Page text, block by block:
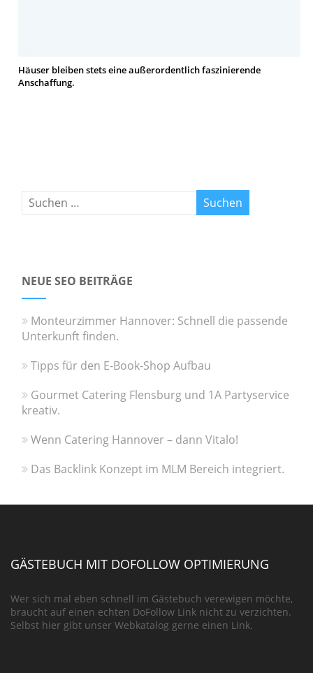
Häuser bleiben stets eine außerordentlich faszinierende
Anschaffung.
NEUE SEO BEITRÄGE
Monteurzimmer Hannover: Schnell die passende
Unterkunft finden.
Tipps für den E-Book-Shop Aufbau
Gourmet Catering Flensburg und 1A Partyservice
kreativ.
Wenn Catering Hannover – dann Vitalo!
Das Backlink Konzept im MLM Bereich integriert.
GÄSTEBUCH MIT DOFOLLOW OPTIMIERUNG
Wer sich mal eben schnell im Gästebuch verewigen möchte,
braucht auf einen echten DoFollow Link nicht zu verzichten.
Selbst hier gibt unser Webkatalog gerne einen Link.